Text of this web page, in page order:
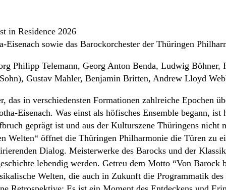
in Residence 2026
Eisenach sowie das Barockorchester der Thüringen
Philipp Telemann, Georg Anton Benda, Ludwig
Gustav Mahler, Benjamin Britten, Andrew Lloyd
das in verschiedensten Formationen zahlreiche Epochen
Eisenach. Was einst als höfisches Ensemble begann,
geprägt ist und aus der Kulturszene Thüringens nicht
Welten“ öffnet die Thüringen Philharmonie die Türen zu
Dialog. Meisterwerke des Barocks und der
lebendig werden. Getreu dem Motto “Von Barock
Welten, die auch in Zukunft die Programmatik des